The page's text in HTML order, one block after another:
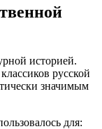
историей.
русской
значимым
для: